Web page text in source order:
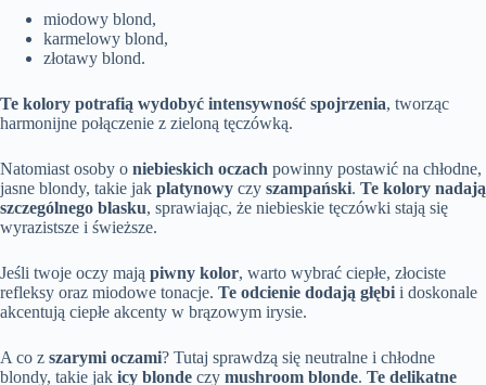
miodowy blond,
karmelowy blond,
złotawy blond.
Te kolory potrafią wydobyć intensywność spojrzenia, tworząc
harmonijne połączenie z zieloną tęczówką.
Natomiast osoby o niebieskich oczach powinny postawić na chłodne,
jasne blondy, takie jak platynowy czy szampański. Te kolory nadają
szczególnego blasku, sprawiając, że niebieskie tęczówki stają się
wyrazistsze i świeższe.
Jeśli twoje oczy mają piwny kolor, warto wybrać ciepłe, złociste
refleksy oraz miodowe tonacje. Te odcienie dodają głębi i doskonale
akcentują ciepłe akcenty w brązowym irysie.
A co z szarymi oczami? Tutaj sprawdzą się neutralne i chłodne
blondy, takie jak icy blonde czy mushroom blonde. Te delikatne